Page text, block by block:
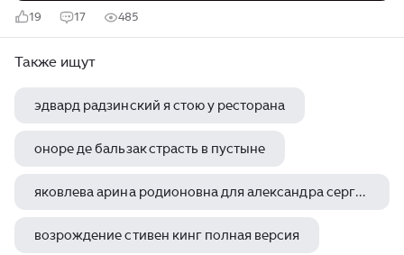
19 17 485
Также ищут
эдвард радзинский я стою у ресторана
оноре де бальзак страсть в пустыне
яковлева арина родионовна для александра сергеевича пушкина
возрождение стивен кинг полная версия